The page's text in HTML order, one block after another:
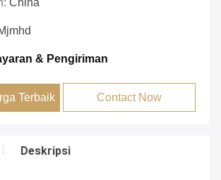
China
& Pengiriman
Terbaik Contact Now
Deskripsi